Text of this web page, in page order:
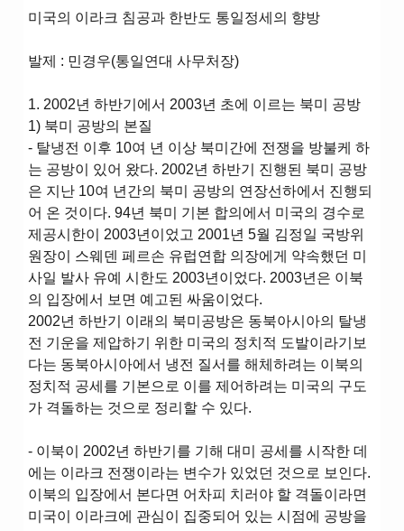
미국의 이라크 침공과 한반도 통일정세의 향방
발제 : 민경우(통일연대 사무처장)
1. 2002년 하반기에서 2003년 초에 이르는 북미 공방
1) 북미 공방의 본질
- 탈냉전 이후 10여 년 이상 북미간에 전쟁을 방불케 하
는 공방이 있어 왔다. 2002년 하반기 진행된 북미 공방
은 지난 10여 년간의 북미 공방의 연장선하에서 진행되
어 온 것이다. 94년 북미 기본 합의에서 미국의 경수로
제공시한이 2003년이었고 2001년 5월 김정일 국방위
원장이 스웨덴 페르손 유럽연합 의장에게 약속했던 미
사일 발사 유예 시한도 2003년이었다. 2003년은 이북
의 입장에서 보면 예고된 싸움이었다.
2002년 하반기 이래의 북미공방은 동북아시아의 탈냉
전 기운을 제압하기 위한 미국의 정치적 도발이라기보
다는 동북아시아에서 냉전 질서를 해체하려는 이북의
정치적 공세를 기본으로 이를 제어하려는 미국의 구도
가 격돌하는 것으로 정리할 수 있다.
- 이북이 2002년 하반기를 기해 대미 공세를 시작한 데
에는 이라크 전쟁이라는 변수가 있었던 것으로 보인다.
이북의 입장에서 본다면 어차피 치러야 할 격돌이라면
미국이 이라크에 관심이 집중되어 있는 시점에 공방을